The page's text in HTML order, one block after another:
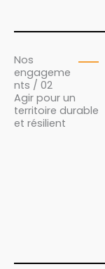
Nos
engageme
nts / 02
Agir pour un
territoire durable
et résilient